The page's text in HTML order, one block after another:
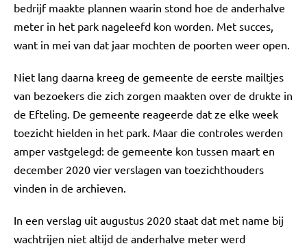
bedrijf maakte plannen waarin stond hoe de anderhalve
meter in het park nageleefd kon worden. Met succes,
want in mei van dat jaar mochten de poorten weer open.
Niet lang daarna kreeg de gemeente de eerste mailtjes
van bezoekers die zich zorgen maakten over de drukte in
de Efteling. De gemeente reageerde dat ze elke week
toezicht hielden in het park. Maar die controles werden
amper vastgelegd: de gemeente kon tussen maart en
december 2020 vier verslagen van toezichthouders
vinden in de archieven.
In een verslag uit augustus 2020 staat dat met name bij
wachtrijen niet altijd de anderhalve meter werd